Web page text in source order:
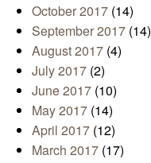
October 2017 (14)
September 2017 (14)
August 2017 (4)
July 2017 (2)
June 2017 (10)
May 2017 (14)
April 2017 (12)
March 2017 (17)